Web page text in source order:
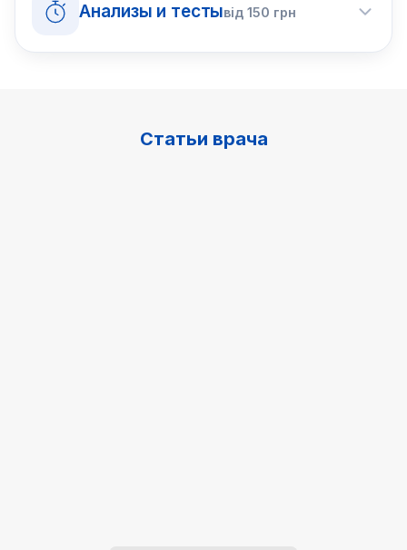
Анализы и тестывід150 грн
Статьи врача